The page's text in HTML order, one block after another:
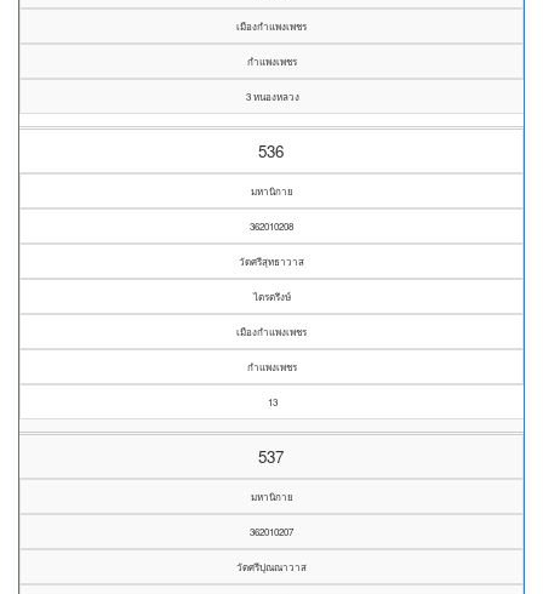
เมืองกำแพงเพชร
กำแพงเพชร
3 หนองหลวง
536
มหานิกาย
362010208
วัดศรีสุทธาวาส
ไตรตรึงษ์
เมืองกำแพงเพชร
กำแพงเพชร
13
537
มหานิกาย
362010207
วัดศรีปุณณาวาส